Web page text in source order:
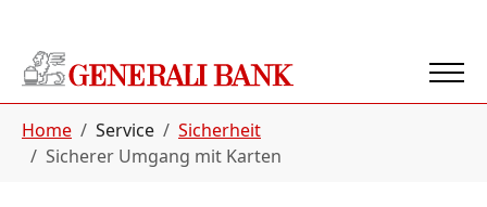
Home Service
Sicherheit
Sicherer Umgang mit Karten